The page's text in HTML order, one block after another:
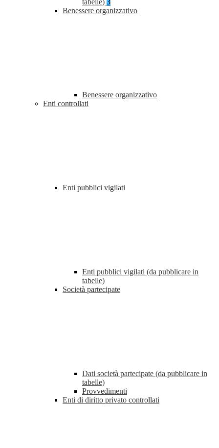
tabelle) 3
Benessere organizzativo
Benessere organizzativo
Enti controllati
Enti pubblici vigilati
Enti pubblici vigilati (da pubblicare in
tabelle)
Società partecipate
Dati società partecipate (da pubblicare in
tabelle)
Provvedimenti
Enti di diritto privato controllati